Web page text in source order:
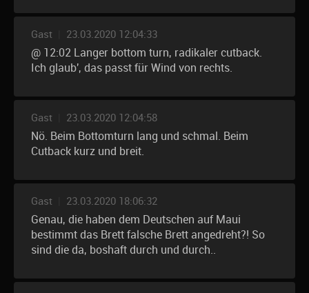
Gast 23.03.2020 12:04:33
@ 12:02 Langer bottom turn, radikaler cutback.
Ich glaub', das passt für Wind von rechts.
Gast 23.03.2020 12:04:58
Nö. Beim Bottomturn lang und schmal. Beim
Cutback kurz und breit.
Gast 23.03.2020 18:06:32
Genau, die haben dem Deutschen auf Maui
bestimmt das Brett falsche Brett angedreht?! So
sind die da, boshaft durch und durch..